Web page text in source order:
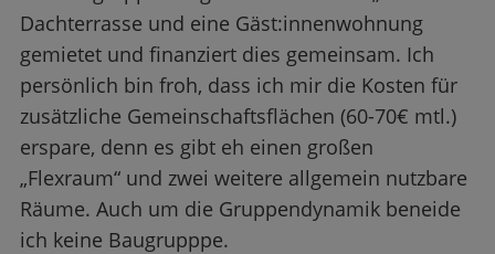
Dachterrasse und eine Gäst:innenwohnung
gemietet und finanziert dies gemeinsam. Ich
persönlich bin froh, dass ich mir die Kosten für
zusätzliche Gemeinschaftsflächen (60-70€ mtl.)
erspare, denn es gibt eh einen großen
„Flexraum“ und zwei weitere allgemein nutzbare
Räume. Auch um die Gruppendynamik beneide
ich keine Baugrupppe.